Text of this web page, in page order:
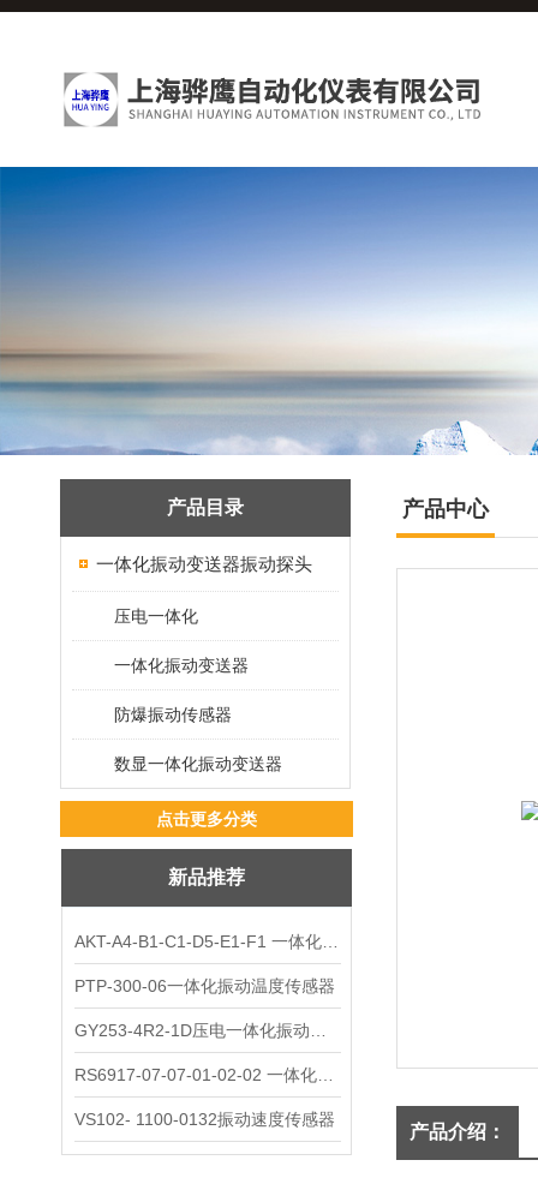
产品目录
一体化振动变送器振动探头
压电一体化
一体化振动变送器
防爆振动传感器
数显一体化振动变送器
点击更多分类
新品推荐
PTP-300-06一体化振动温度传感器
VS102- 1100-0132振动速度传感器
产品中心
产品介绍：